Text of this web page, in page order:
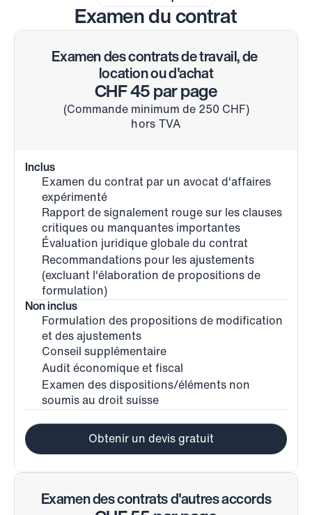
Examen du contrat
Examen des contrats de travail, de
location ou d'achat
CHF 45 par page
(Commande minimum de 250 CHF)
hors TVA
Inclus
Examen du contrat par un avocat d'affaires
expérimenté
Rapport de signalement rouge sur les clauses
critiques ou manquantes importantes
Évaluation juridique globale du contrat
Recommandations pour les ajustements
(excluant l'élaboration de propositions de
formulation)
Non inclus
Formulation des propositions de modification
et des ajustements
Conseil supplémentaire
Audit économique et fiscal
Examen des dispositions/éléments non
soumis au droit suisse
Obtenir un devis gratuit
Examen des contrats d'autres accords